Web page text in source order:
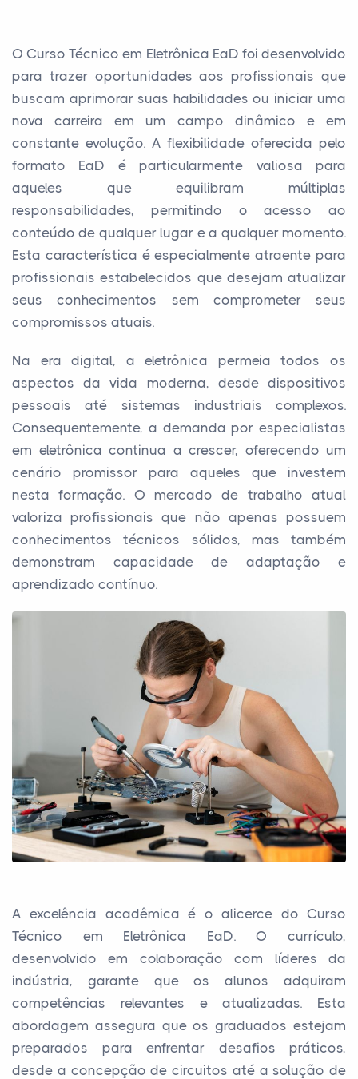
O Curso Técnico em Eletrônica EaD foi desenvolvido
para trazer oportunidades aos profissionais que
buscam aprimorar suas habilidades ou iniciar uma
nova carreira em um campo dinâmico e em
constante evolução. A flexibilidade oferecida pelo
formato EaD é particularmente valiosa para
aqueles que equilibram múltiplas
responsabilidades, permitindo o acesso ao
conteúdo de qualquer lugar e a qualquer momento.
Esta característica é especialmente atraente para
profissionais estabelecidos que desejam atualizar
seus conhecimentos sem comprometer seus
compromissos atuais.
Na era digital, a eletrônica permeia todos os
aspectos da vida moderna, desde dispositivos
pessoais até sistemas industriais complexos.
Consequentemente, a demanda por especialistas
em eletrônica continua a crescer, oferecendo um
cenário promissor para aqueles que investem
nesta formação. O mercado de trabalho atual
valoriza profissionais que não apenas possuem
conhecimentos técnicos sólidos, mas também
demonstram capacidade de adaptação e
aprendizado contínuo.
A excelência acadêmica é o alicerce do Curso
Técnico em Eletrônica EaD. O currículo,
desenvolvido em colaboração com líderes da
indústria, garante que os alunos adquiram
competências relevantes e atualizadas. Esta
abordagem assegura que os graduados estejam
preparados para enfrentar desafios práticos,
desde a concepção de circuitos até a solução de